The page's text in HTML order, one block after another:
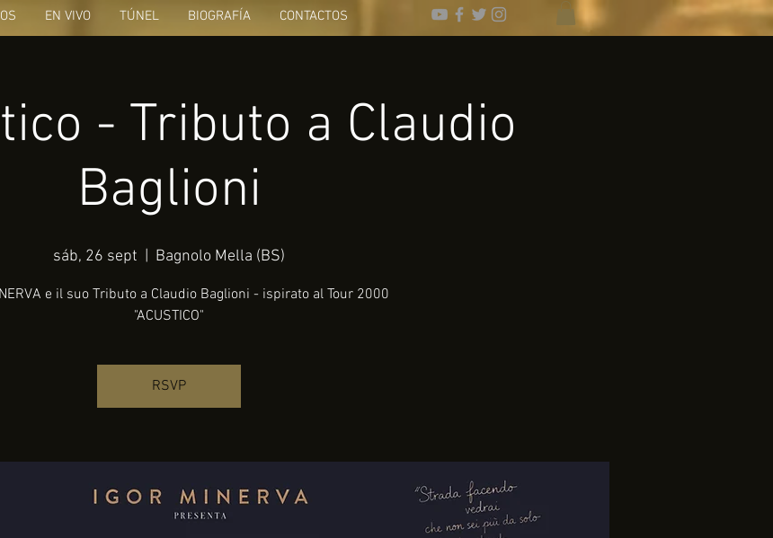
EN VIVO TÚNEL BIOGRAFÍA CONTACTOS
- Tributo a Claudio
Baglioni
sáb, 26 sept
  |
Bagnolo Mella (BS)
e il suo Tributo a Claudio Baglioni - ispirato al Tour 2000
"ACUSTICO"
RSVP